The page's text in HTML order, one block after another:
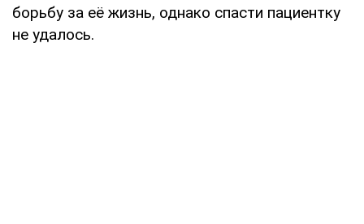
борьбу за её жизнь, однако спасти пациентку
не удалось.